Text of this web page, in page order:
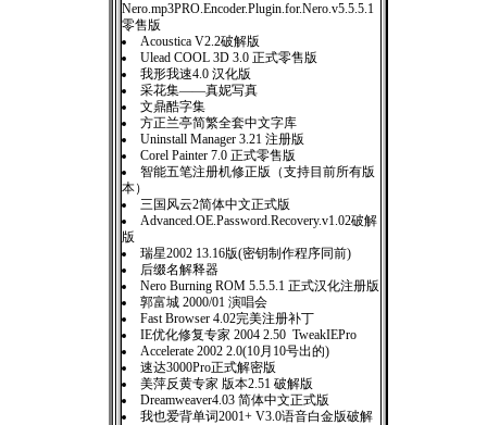
Nero.mp3PRO.Encoder.Plugin.for.Nero.v5.5.5.1
零售版
Acoustica V2.2破解版
Ulead COOL 3D 3.0 正式零售版
我形我速4.0 汉化版
采花集——真妮写真
文鼎酷字集
方正兰亭简繁全套中文字库
Uninstall Manager 3.21 注册版
Corel Painter 7.0 正式零售版
智能五笔注册机修正版（支持目前所有版
本）
三国风云2简体中文正式版
Advanced.OE.Password.Recovery.v1.02破解
版
瑞星2002 13.16版(密钥制作程序同前)
后缀名解释器
Nero Burning ROM 5.5.5.1 正式汉化注册版
郭富城 2000/01 演唱会
Fast Browser 4.02完美注册补丁
IE优化修复专家 2004 2.50 TweakIEPro
Accelerate 2002 2.0(10月10号出的)
速达3000Pro正式解密版
美萍反黄专家 版本2.51 破解版
Dreamweaver4.03 简体中文正式版
我也爱背单词2001+ V3.0语音白金版破解